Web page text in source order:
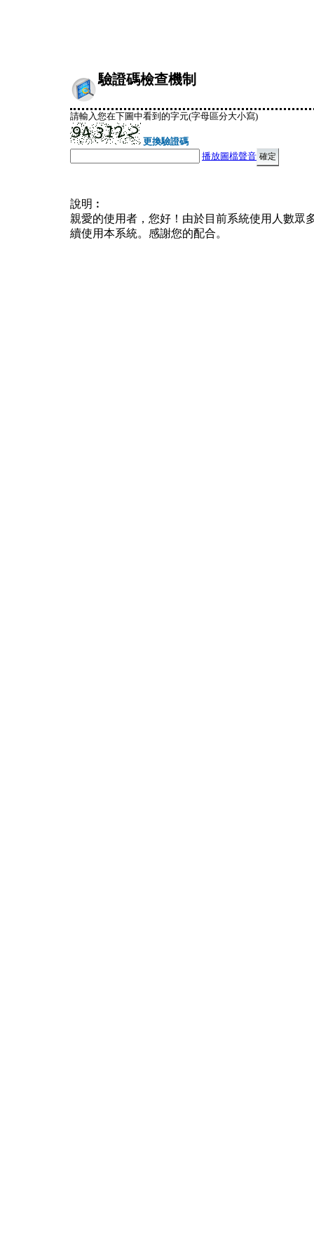
驗證碼檢查機制
請輸入您在下圖中看到的字元(字母區分大小寫)
更換驗證碼
播放圖檔聲音
說明︰
親愛的使用者，您好！由於目前系統使用人數眾
續使用本系統。感謝您的配合。